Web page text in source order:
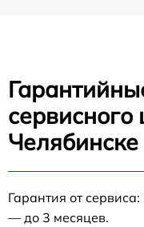
сервисного
Челябинске
Гарантия от
— до 3 месяцев.